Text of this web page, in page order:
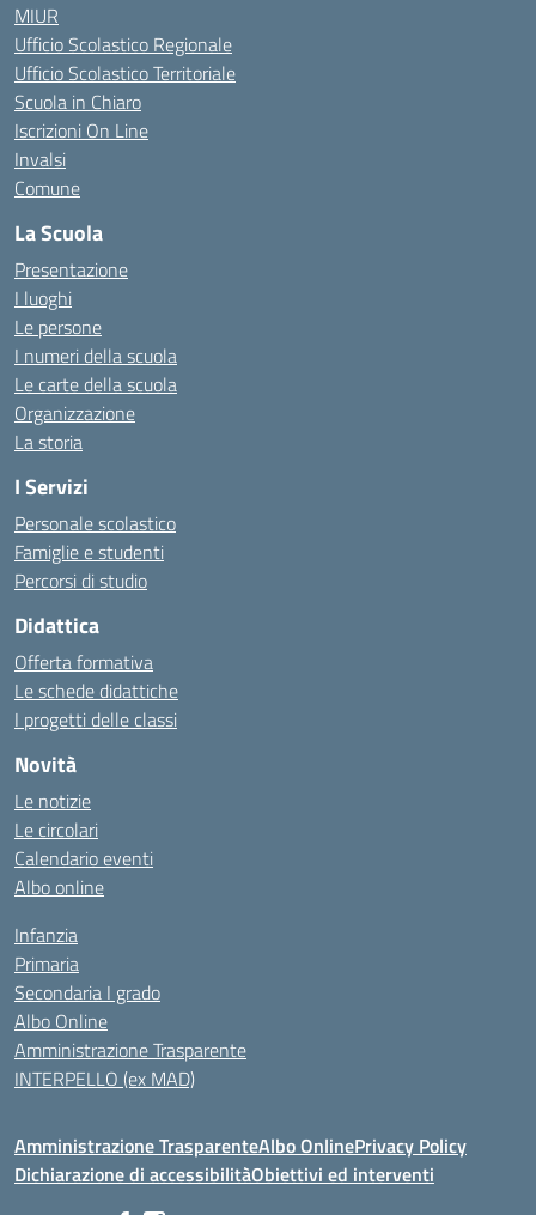
MIUR
Ufficio Scolastico Regionale
Ufficio Scolastico Territoriale
Scuola in Chiaro
Iscrizioni On Line
Invalsi
Comune
La Scuola
Presentazione
I luoghi
Le persone
I numeri della scuola
Le carte della scuola
Organizzazione
La storia
I Servizi
Personale scolastico
Famiglie e studenti
Percorsi di studio
Didattica
Offerta formativa
Le schede didattiche
I progetti delle classi
Novità
Le notizie
Le circolari
Calendario eventi
Albo online
Infanzia
Primaria
Secondaria I grado
Albo Online
Amministrazione Trasparente
INTERPELLO (ex MAD)
Amministrazione TrasparenteAlbo OnlinePrivacy Policy
Dichiarazione di accessibilitàObiettivi ed interventi